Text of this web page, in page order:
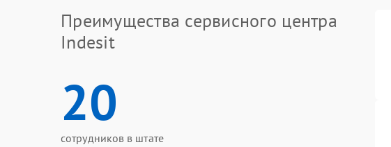
Преимущества сервисного центра
Indesit
20
сотрудников в штате